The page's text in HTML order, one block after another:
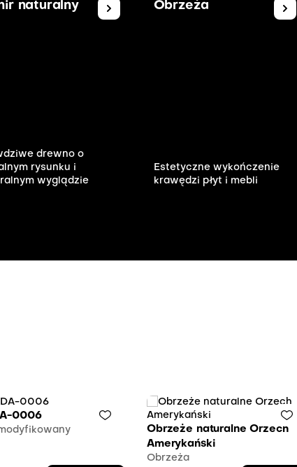
naturalny
drewno o
rysunku i
wyglądzie
Obrzeża
Estetyczne wykończenie
krawędzi płyt i mebli
0006
Obrzeże naturalne Orzech
Amerykański
Obrzeża